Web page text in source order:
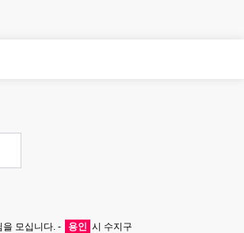
을 모십니다. - 용인 시 수지구